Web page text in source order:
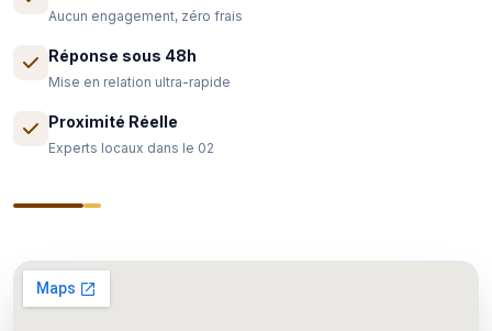
Aucun engagement, zéro frais
Réponse sous 48h
Mise en relation ultra-rapide
Proximité Réelle
Experts locaux dans le 02